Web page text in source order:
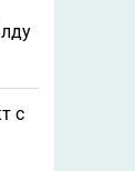
с